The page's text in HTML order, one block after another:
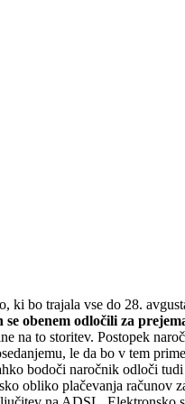
ki bo trajala vse do 28.
obenem odločili za
to storitev. Postopek
le da bo v tem
bodoči naročnik odloči
obliko plačevanja računov